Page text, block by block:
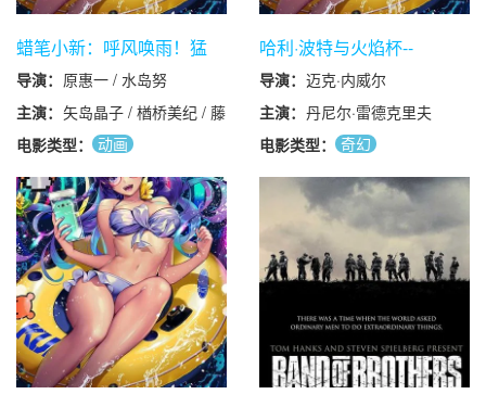
蜡笔小新：呼风唤雨！猛
烈！大人帝国的反击 クレ
ヨンしんちゃん 嵐を呼ぶ
モーレツ!オトナ帝国の逆
襲 (2001)
导演： 原惠一 / 水岛努
主演： 矢岛晶子 / 楢桥美纪 / 藤
原启治 / 兴梠里美 / 真柴
摩利
电影类型： 动画
哈利·波特与火焰杯--
导演： 迈克·内威尔
主演： 丹尼尔·雷德克里夫
电影类型：
奇幻